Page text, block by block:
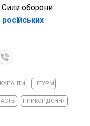
Сили оборони
ШТУРМ
ПРИКОРДОННЯ